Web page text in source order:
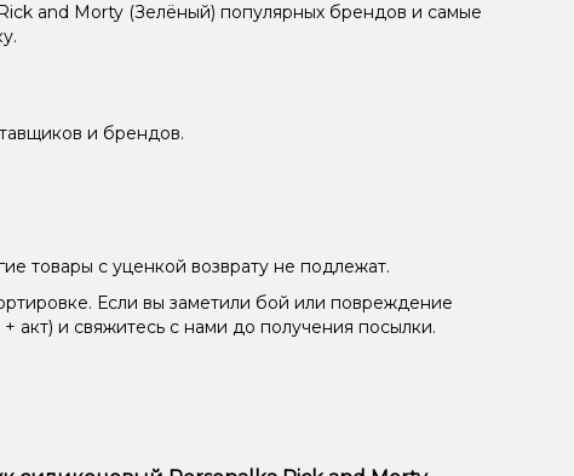
and Morty (Зелёный) популярных брендов и самые
и брендов.
товары с уценкой возврату не подлежат.
Если вы заметили бой или повреждение
акт) и свяжитесь с нами до получения посылки.